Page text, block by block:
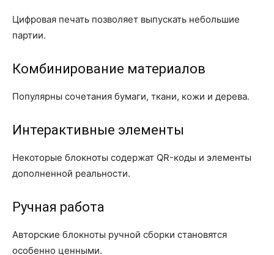
Цифровая печать позволяет выпускать небольшие
партии.
Комбинирование материалов
Популярны сочетания бумаги, ткани, кожи и дерева.
Интерактивные элементы
Некоторые блокноты содержат QR-коды и элементы
дополненной реальности.
Ручная работа
Авторские блокноты ручной сборки становятся
особенно ценными.